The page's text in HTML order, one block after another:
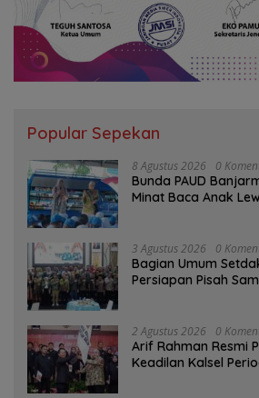
Popular Sepekan
8 Agustus 2026 0
Bunda PAUD
Minat Baca Anak
3 Agustus 2026 0
Bagian Umum
Persiapan Pisah
2 Agustus 2026 0
Arif Rahman Resmi
Keadilan Kalsel